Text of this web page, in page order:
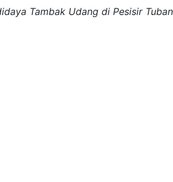
Tambak Udang di Pesisir